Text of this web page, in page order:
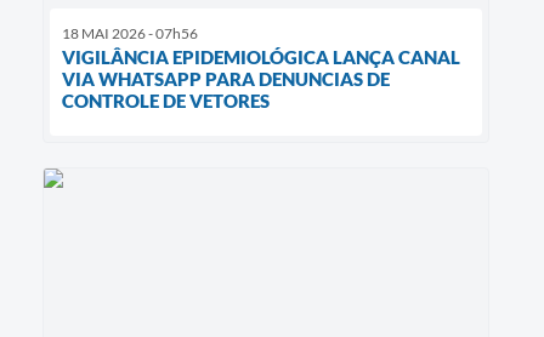
18 MAI 2026 - 07h56
VIGILÂNCIA EPIDEMIOLÓGICA LANÇA CANAL
VIA WHATSAPP PARA DENUNCIAS DE
CONTROLE DE VETORES